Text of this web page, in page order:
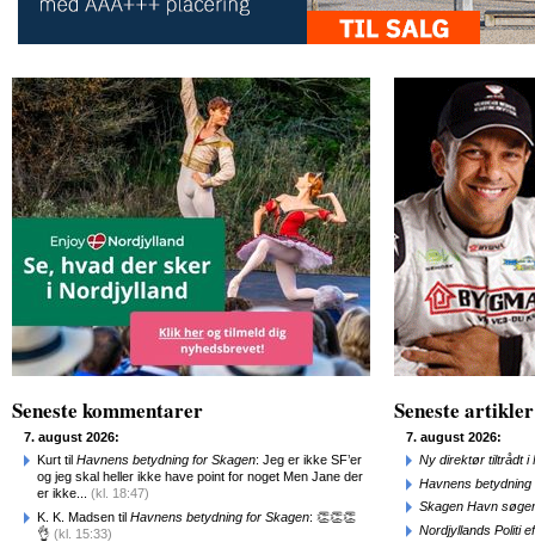
Seneste kommentarer
7. august 2026:
Kurt til Havnens betydning for Skagen: Jeg er ikke SF’er
og jeg skal heller ikke have point for noget Men Jane der
er ikke... (kl. 18:47)
K. K. Madsen til Havnens betydning for Skagen: 👏👏👏
👌 (kl. 15:33)
Seneste artikler
7. august 2026:
Ny direktør tiltrådt i
Havnens betydning
Skagen Havn
Nordjyllands Politi